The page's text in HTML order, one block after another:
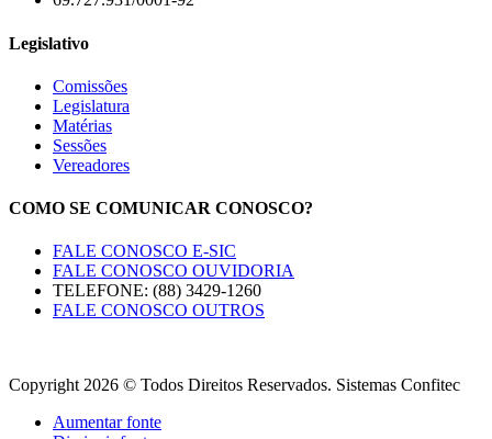
Legislativo
Comissões
Legislatura
Matérias
Sessões
Vereadores
COMO SE COMUNICAR CONOSCO?
FALE CONOSCO E-SIC
FALE CONOSCO OUVIDORIA
TELEFONE: (88) 3429-1260
FALE CONOSCO OUTROS
Copyright 2026 © Todos Direitos Reservados. Sistemas Confitec
Aumentar fonte